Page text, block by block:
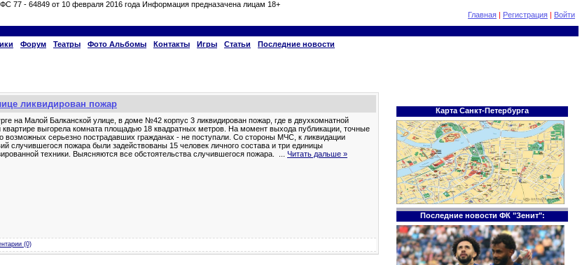
- 64849 от 10 февраля 2016 года Информация предназачена лицам 18+
Главная | Регистрация | Войти
Форум Театры Фото Альбомы Контакты Игры Статьи Последние новости
ликвидирован пожар
на Малой Балканской улице, в доме №42 корпус 3 ликвидирован пожар, где в двухкомнатной
квартире выгорела комната площадью 18 квадратных метров. На момент выхода публикации, точные
возможных серьезно пострадавших гражданах - не поступали. Со стороны МЧС, к ликвидации
случившегося пожара были задействованы 15 человек личного состава и три единицы
техники. Выясняются все обстоятельства случившегося пожара.
Читать дальше »
(0)
Карта Санкт-Петербурга
Последние новости ФК "Зенит":